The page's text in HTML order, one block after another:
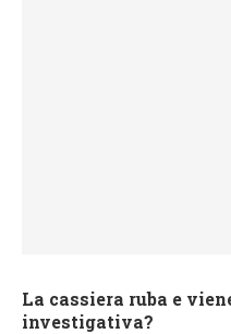
La cassiera ruba e
investigativa?